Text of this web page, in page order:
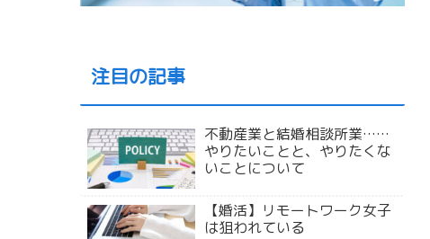
注目の記事
不動産業と結婚相談所業……
やりたいことと、やりたくな
いことについて
【婚活】リモートワーク女子
は狙われている